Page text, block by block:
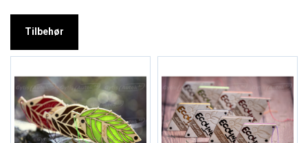
Tilbehør